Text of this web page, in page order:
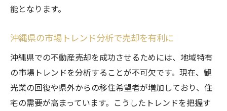
能となります。
沖縄県の市場トレンド分析で売却を有利に
沖縄県での不動産売却を成功させるためには、地域特有
の市場トレンドを分析することが不可欠です。現在、観
光業の回復や県外からの移住希望者が増加しており、住
宅の需要が高まっています。こうしたトレンドを把握す